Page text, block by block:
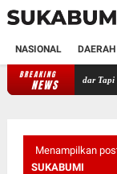
NASIONAL DAERAH
BREAKING
NEWS Kepala
Menampilkan
SUKABUMI